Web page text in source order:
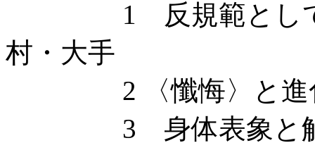
1 反規範としての
村・大手
2 〈懺悔〉と進
3 身体表象と解